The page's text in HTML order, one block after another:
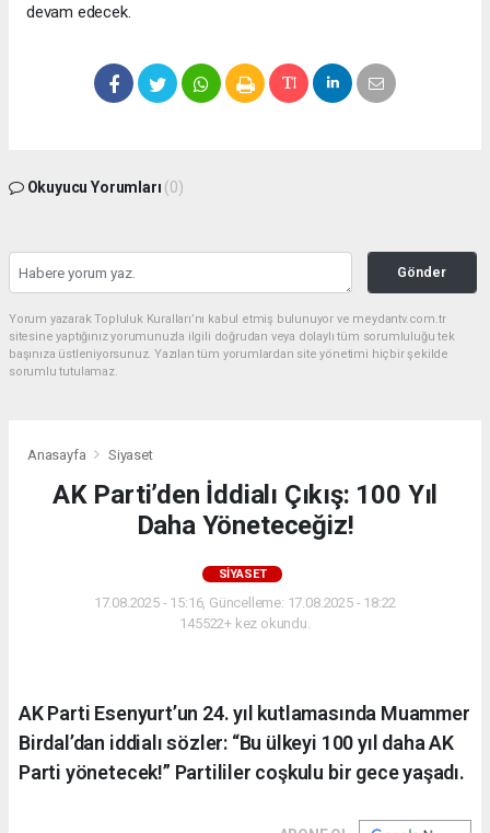
devam edecek.
Okuyucu Yorumları (0)
Gönder
Yorum yazarak Topluluk Kuralları’nı kabul etmiş bulunuyor ve meydantv.com.tr
sitesine yaptığınız yorumunuzla ilgili doğrudan veya dolaylı tüm sorumluluğu tek
başınıza üstleniyorsunuz. Yazılan tüm yorumlardan site yönetimi hiçbir şekilde
sorumlu tutulamaz.
Anasayfa Siyaset
AK Parti’den İddialı Çıkış: 100 Yıl
Daha Yöneteceğiz!
SIYASET
17.08.2025 - 15:16, Güncelleme: 17.08.2025 - 18:22
145522+ kez okundu.
AK Parti Esenyurt’un 24. yıl kutlamasında Muammer
Birdal’dan iddialı sözler: “Bu ülkeyi 100 yıl daha AK
Parti yönetecek!” Partililer coşkulu bir gece yaşadı.